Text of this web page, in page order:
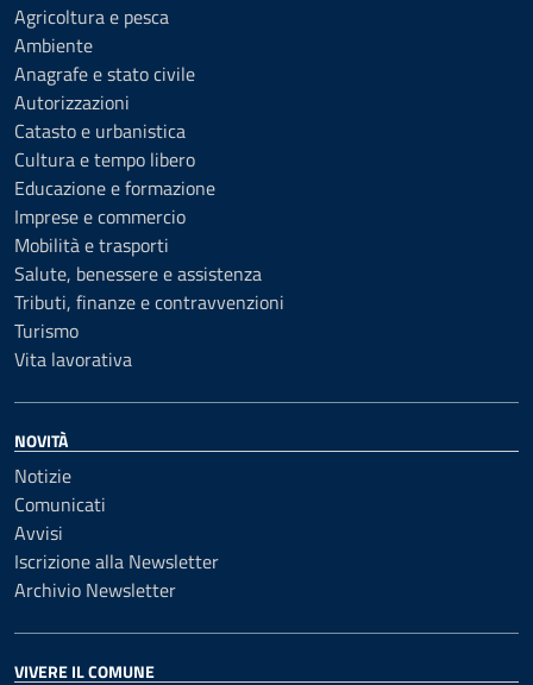
Agricoltura e pesca
Ambiente
Anagrafe e stato civile
Autorizzazioni
Catasto e urbanistica
Cultura e tempo libero
Educazione e formazione
Imprese e commercio
Mobilità e trasporti
Salute, benessere e assistenza
Tributi, finanze e contravvenzioni
Turismo
Vita lavorativa
NOVITÀ
Notizie
Comunicati
Avvisi
Iscrizione alla Newsletter
Archivio Newsletter
VIVERE IL COMUNE